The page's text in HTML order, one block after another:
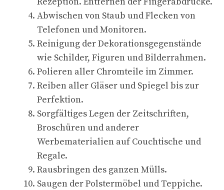
Abwischen von Staub und Flecken von
Telefonen und Monitoren.
Reinigung der Dekorationsgegenstände
wie Schilder, Figuren und Bilderrahmen.
Polieren aller Chromteile im Zimmer.
Reiben aller Gläser und Spiegel bis zur
Perfektion.
Sorgfältiges Legen der Zeitschriften,
Broschüren und anderer
Werbematerialien auf Couchtische und
Regale.
Rausbringen des ganzen Mülls.
Saugen der Polstermöbel und Teppiche.